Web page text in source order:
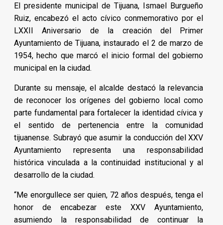
El presidente municipal de Tijuana, Ismael Burgueño
Ruiz, encabezó el acto cívico conmemorativo por el
LXXII Aniversario de la creación del Primer
Ayuntamiento de Tijuana, instaurado el 2 de marzo de
1954, hecho que marcó el inicio formal del gobierno
municipal en la ciudad.
Durante su mensaje, el alcalde destacó la relevancia
de reconocer los orígenes del gobierno local como
parte fundamental para fortalecer la identidad cívica y
el sentido de pertenencia entre la comunidad
tijuanense. Subrayó que asumir la conducción del XXV
Ayuntamiento representa una responsabilidad
histórica vinculada a la continuidad institucional y al
desarrollo de la ciudad.
“Me enorgullece ser quien, 72 años después, tenga el
honor de encabezar este XXV Ayuntamiento,
asumiendo la responsabilidad de continuar la